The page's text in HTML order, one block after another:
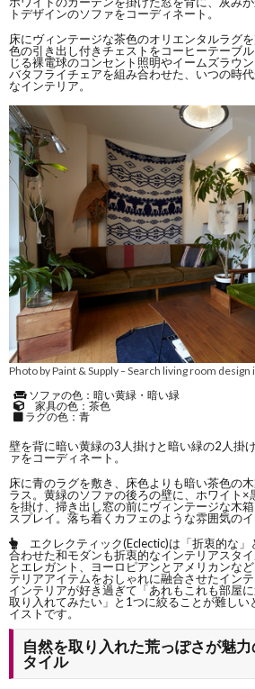
トデザインのソファをコーディネート。
床にヴィンテージな茶色のオリエンタルラグ
色の引き出し付きチェストをコーヒーテーブ
じる裸電球のコンセント照明やイームズラウ
バタフライチェアを組み合わせた、いつの時
なインテリア。
Photo by Paint & Supply–Search living room design
ソファの色：暗い黄緑・暗い緑
家具の色：茶色
ラグの色：青
壁を背に暗い黄緑の3人掛けと暗い緑の2人掛
ァをコーディネート。
床に青のラグを敷き、床色よりも暗い茶色の
ラス。黄緑のソファの後ろの壁に、ホワイト×
を掛け、掃き出し窓の前にヴィンテージな木
スプレイ。落ち着くカフェのような雰囲気のイ
エクレクティック(Eclectic)は「折衷的な
合わせた和モダンも折衷的なインテリアスタ
とエレガント、ヨーロピアンとアメリカンなど
テリアアイテムをおしゃれに融合させたイン
インテリアが好き過ぎて「あれもこれも部屋
取り入れてみたい」と 1つに絞ることが難しい
イストです。
自然を取り入れた荒っぽさが魅
タイル